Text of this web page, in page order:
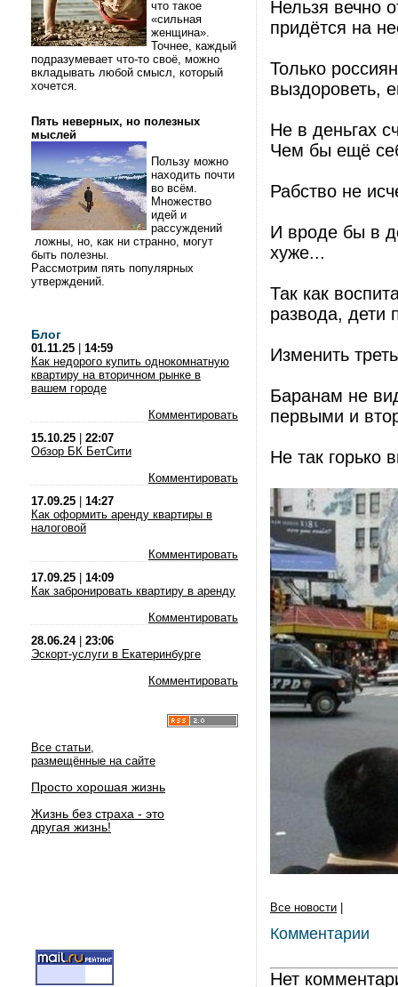
что такое
«сильная
женщина».
Точнее, каждый
подразумевает что-то своё, можно
вкладывать любой смысл, который
хочется.
Пять неверных, но полезных
мыслей
Пользу можно
находить почти
во всём.
Множество
идей и
рассуждений
ложны, но, как ни странно, могут
быть полезны.
Рассмотрим пять популярных
утверждений.
Блог
01.11.25
14:59
Как недорого купить однокомнатную
квартиру на вторичном рынке в
вашем городе
Комментировать
15.10.25
22:07
Обзор БК БетСити
Комментировать
17.09.25
14:27
Как оформить аренду квартиры в
налоговой
Комментировать
17.09.25
14:09
Как забронировать квартиру в аренду
Комментировать
28.06.24| 23:06
Эскорт-услуги в Екатеринбурге
Комментировать
Все статьи,
размещённые на сайте
Просто хорошая жизнь
Жизнь без страха - это
другая жизнь!
Нельзя вечно
придётся на
Только
выздороветь,
Не в деньгах
Чем бы ещё
Рабство не
И вроде бы в
хуже...
Так как
развода, дети
Изменить
Баранам не
первыми и
Не так горько
Все новости
Комментарии
Нет